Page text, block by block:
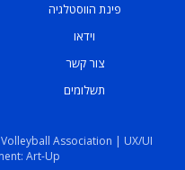
פינת הווסטלגיה
וידאו
צור קשר
תשלומים
Association | UX/UI
Art-Up